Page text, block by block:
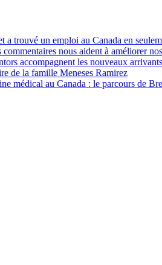
a trouvé un emploi au Canada en
nous aident à améliorer
accompagnent les nouveaux
de la famille Meneses Ramirez
médical au Canada : le parcours de